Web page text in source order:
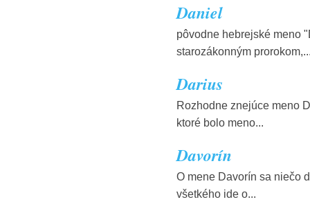
Daniel
pôvodne hebrejské meno
starozákonným
Darius
Rozhodne znejúce meno
ktoré bolo meno...
Davorín
O mene Davorín sa niečo
všetkého ide o...